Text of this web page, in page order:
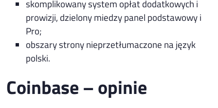
skomplikowany system opłat dodatkowych i
prowizji, dzielony miedzy panel podstawowy i
Pro;
obszary strony nieprzetłumaczone na język
polski.
Coinbase – opinie